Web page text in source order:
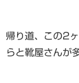
帰り道、この2
らと靴屋さんが